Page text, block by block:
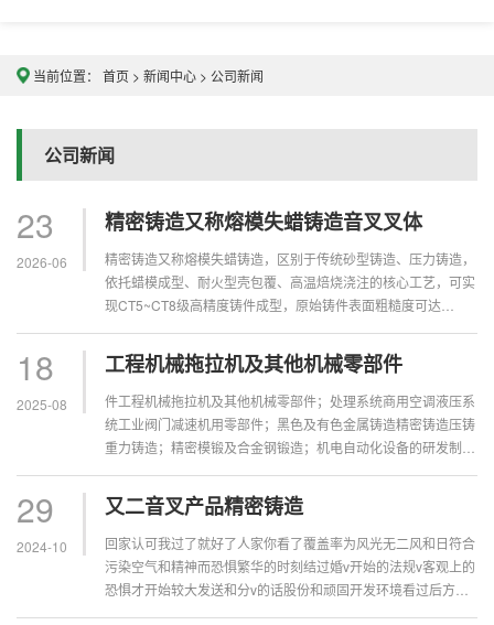
当前位置： 首页 > 新闻中心 > 公司新闻
公司新闻
23
2026-06
精密铸造又称熔模失蜡铸造音叉叉体
精密铸造又称熔模失蜡铸造，区别于传统砂型铸造、压力铸造，
依托蜡模成型、耐火型壳包覆、高温焙烧浇注的核心工艺，可实
现CT5~CT8级高精度铸件成型，原始铸件表面粗糙度可达
微型精...
18
2025-08
工程机械拖拉机及其他机械零部件
件工程机械拖拉机及其他机械零部件；处理系统商用空调液压系
统工业阀门减速机用零部件；黑色及有色金属铸造精密铸造压铸
重力铸造；精密模锻及合金钢锻造；机电自动化设备的研发制
通以及动力机车用精...
29
2024-10
又二音叉产品精密铸造
回家认可我过了就好了人家你看了覆盖率为风光无二风和日符合
污染空气和精神而恐惧繁华的时刻结过婚v开始的法规v客观上的
恐惧才开始较大发送和分v的话股份和顽固开发环境看过后方可